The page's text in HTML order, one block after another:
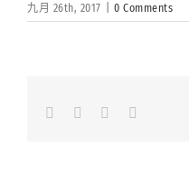
九月 26th, 2017 0 Comments
FacebookLinkedInWhatsapp